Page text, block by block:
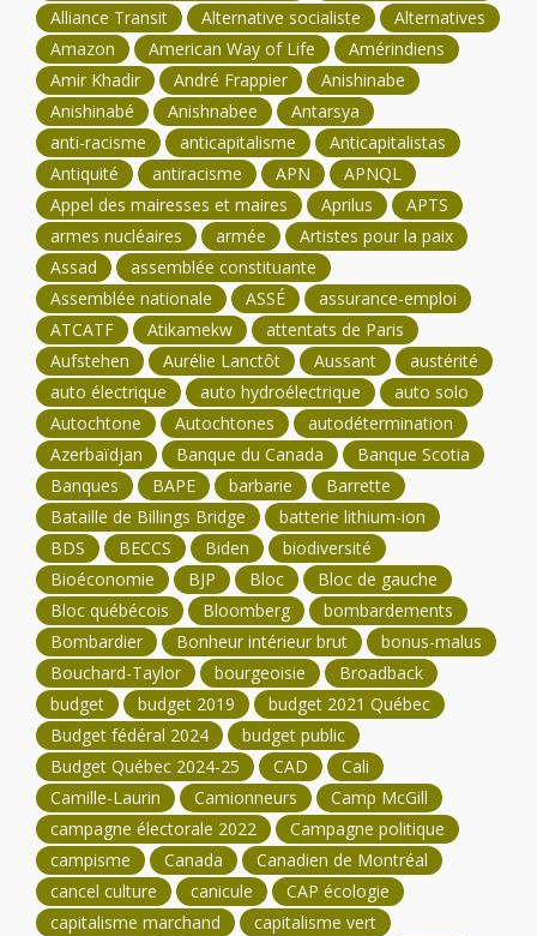
Alliance Transit Alternative socialiste
Alternatives
Amazon
American Way of Life
Amérindiens
Amir Khadir
André Frappier
Anishinabe
Anishinabé
Anishnabee
Antarsya
anti-racisme
anticapitalisme
Anticapitalistas
Antiquité
antiracisme APN
APNQL
Appel des mairesses et maires
Aprilus
APTS
armes nucléaires
armée
Artistes pour la paix
Assad
assemblée constituante
Assemblée nationale
ASSÉ
assurance-emploi
ATCATF
Atikamekw
attentats de Paris
Aufstehen
Aurélie Lanctôt Aussant
austérité
auto électrique
auto hydroélectrique
auto solo
Autochtone
Autochtones
autodétermination
Azerbaïdjan
Banque du Canada
Banque Scotia
Banques
BAPE barbarie
Barrette
Bataille de Billings Bridge
batterie lithium-ion
BDS
BECCS Biden
biodiversité
Bioéconomie
BJP Bloc
Bloc de gauche
Bloc québécois
Bloomberg
bombardements
Bombardier
Bonheur intérieur brut
bonus-malus
Bouchard-Taylor
bourgeoisie
Broadback
budget
budget 2019
budget 2021 Québec
Budget fédéral 2024
budget public
Budget Québec 2024-25
CAD
Cali
Camille-Laurin
Camionneurs
Camp McGill
campagne électorale 2022
Campagne politique
campisme
Canada
Canadien de Montréal
cancel culture
canicule
CAP écologie
capitalisme marchand
capitalisme vert